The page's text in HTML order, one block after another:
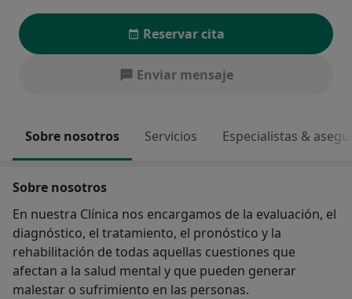
Reservar cita
Enviar mensaje
Sobre nosotros Servicios Especialistas &
Sobre nosotros
En nuestra Clínica nos encargamos de la evaluación, el
diagnóstico, el tratamiento, el pronóstico y la
rehabilitación de todas aquellas cuestiones que
afectan a la salud mental y que pueden generar
malestar o sufrimiento en las personas.